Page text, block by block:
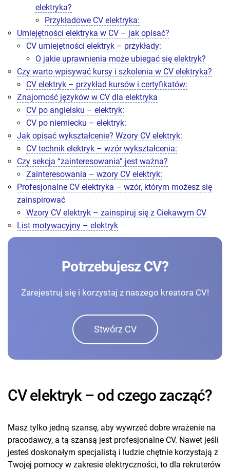
elektryka?
Przykładowe CV elektryka:
Umiejętności elektryka w CV – jak opisać?
CV umiejętności elektryk – przykłady:
O jakie uprawnienia może ubiegać się elektryk?
Czy warto wpisywać kursy i szkolenia w CV elektryka?
CV elektryk – przykład kursów i certyfikatów:
Znajomość języków w CV dla elektryka
CV po angielsku – elektryk:
CV po niemiecku – elektryk:
Jak opisać wykształcenie? Wzory CV elektryk:
CV technik elektryk – wzór wykształcenia:
Czy sekcja “zainteresowania” jest ważna?
Zainteresowania – wzory CV elektryk:
Profesjonalne CV elektryka – wzór, którym możesz się
zainspirować
Wzory CV elektryk – zainspiruj się z Ciekawym CV
List motywacyjny – elektryk
Potrzebujesz CV?
Zarejestruj się i korzystaj z naszego kreatora CV!
Stwórz CV
CV elektryk – od czego zacząć?
Masz tylko jedną szansę, aby wywrzeć dobre wrażenie na
pracodawcy, a tą szansą jest profesjonalne CV. Nawet jeśli
jesteś doskonałym specjalistą i ludzie chętnie korzystają z
Twojej pomocy w zakresie elektryczności, to dla rekruterów